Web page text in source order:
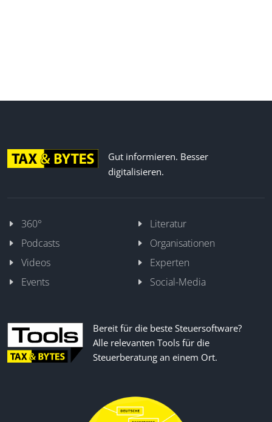
Gut informieren. Besser
digitalisieren.
360°
Literatur
Podcasts
Organisationen
Videos
Experten
Events
Social-Media
Bereit für die beste Steuersoftware?
Alle relevanten Tools für die
Steuerberatung an einem Ort.